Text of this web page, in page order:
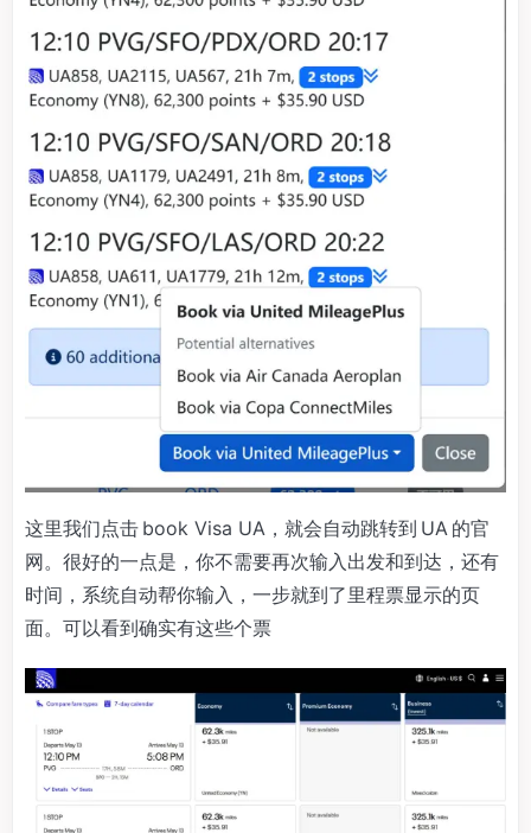
这里我们点击 book Visa UA，就会自动跳转到 UA 的官
网。很好的一点是，你不需要再次输入出发和到达，还有
时间，系统自动帮你输入，一步就到了里程票显示的页
面。可以看到确实有这些个票